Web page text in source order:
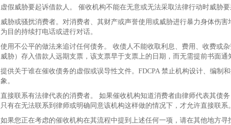
虚假威胁要起诉借款人。 催收机构不能在无意或无法采取法律行动时威胁要
威胁或骚扰消费者。对消费者、其财产或声誉使用或威胁进行暴力身体伤
为目的持续打电话或进行对话。
使用不公平的做法来追讨任何债务。 收债人不能收取利息、费用、收费或
威胁）存入借款人远期支票，该支票早于支票上的日期，而无需提前书面通
提供关于谁在催收债务的虚假或误导性文件。FDCPA 禁止机构设计、编制
象。
直接联系有法律代表的消费者。 如果催收机构知道消费者由律师代表其债
只有在无法联系到律师或明确同意该机构这样做的情况下，才允许直接联系。
如果您正在考虑的催收机构在其流程中提到上述任何一项，请在其他地方寻